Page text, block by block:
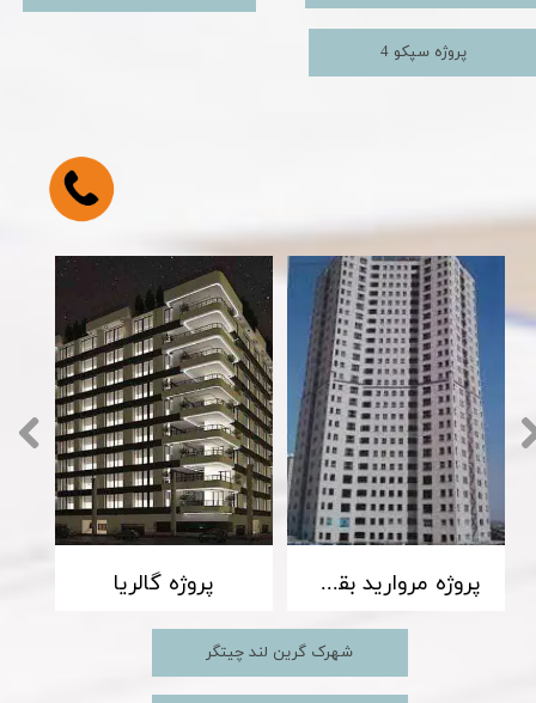
پروژه گالریا پروژه مروارید بقیه الله مروارید شهر مروارید 1
پروژه سپکو 4
شهرک گرین لند چیتگر